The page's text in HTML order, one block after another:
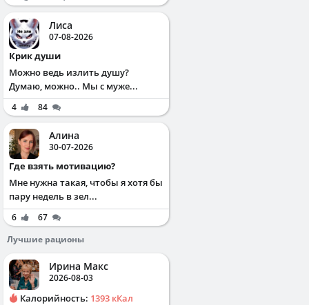
Лиса
07-08-2026
Крик души
Можно ведь излить душу?
Думаю, можно.. Мы с муже...
4 84
Алина
30-07-2026
Где взять мотивацию?
Мне нужна такая, чтобы я хотя бы
пару недель в зел...
6
67
Лучшие рационы
Ирина Макс
2026-08-03
Калорийность: 1393 кКал